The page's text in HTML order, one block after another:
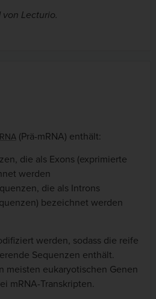
von Lecturio.
RNA (Prä-mRNA) enthält:
die als Exons (exprimierte
werden
die als Introns
bezeichnet werden
werden, sodass die reife
Sequenzen enthält.
meisten eukaryotischen Genen
mRNA-Transkripten.